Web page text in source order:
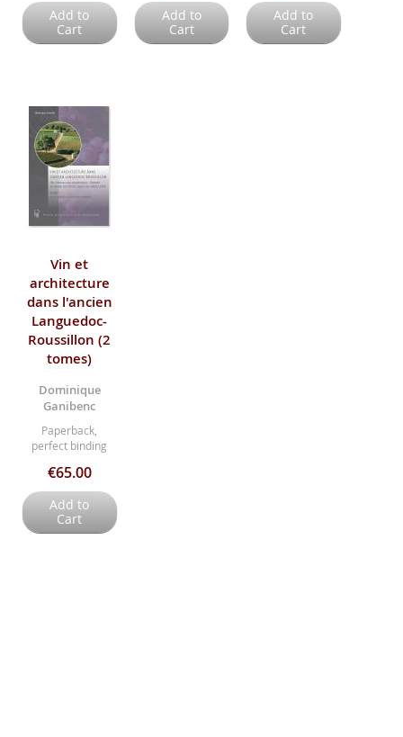
Add to
Cart
Add to
Cart
Add to
Cart
Vin et
architecture
dans l'ancien
Languedoc-
Roussillon (2
tomes)
Dominique
Ganibenc
Paperback,
perfect binding
€65.00
Add to
Cart